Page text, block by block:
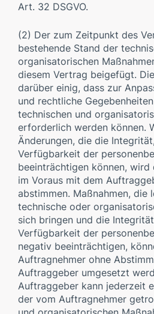
Art. 32 DSGVO.
(2) Der zum Zeitpunkt des
bestehende Stand der
organisatorischen
diesem Vertrag beigefügt.
darüber einig, dass zur
und rechtliche
technischen und
erforderlich werden können.
Änderungen, die die
Verfügbarkeit der
beeinträchtigen können, wird
im Voraus mit dem
abstimmen. Maßnahmen,
technische oder
sich bringen und die
Verfügbarkeit der
negativ beeinträchtigen,
Auftragnehmer ohne
Auftraggeber umgesetzt
Auftraggeber kann jederzeit
der vom Auftragnehmer